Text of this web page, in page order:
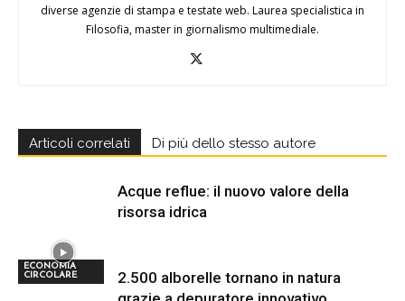
diverse agenzie di stampa e testate web. Laurea specialistica in
Filosofia, master in giornalismo multimediale.
Articoli correlati Di più dello stesso autore
ECONOMIA
CIRCOLARE
Acque reflue: il nuovo valore della
risorsa idrica
2.500 alborelle tornano in natura